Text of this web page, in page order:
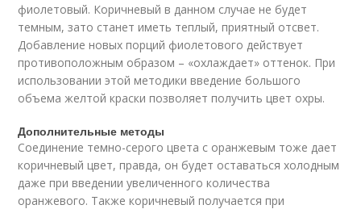
фиолетовый. Коричневый в данном случае не будет
темным, зато станет иметь теплый, приятный отсвет.
Добавление новых порций фиолетового действует
противоположным образом – «охлаждает» оттенок. При
использовании этой методики введение большого
объема желтой краски позволяет получить цвет охры.
Дополнительные методы
Соединение темно-серого цвета с оранжевым тоже дает
коричневый цвет, правда, он будет оставаться холодным
даже при введении увеличенного количества
оранжевого. Также коричневый получается при